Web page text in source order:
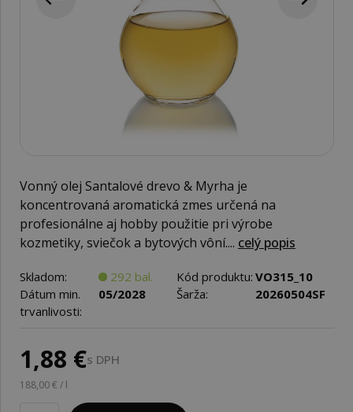
Vonný olej Santalové drevo & Myrha je
koncentrovaná aromatická zmes určená na
profesionálne aj hobby použitie pri výrobe
kozmetiky, sviečok a bytových vôní.... celý popis
Skladom: 292 bal. Kód produktu: VO315_10
Dátum min.
trvanlivosti:
05/2028 Šarža: 20260504SF
1,88 €s DPH
188,00 € / l